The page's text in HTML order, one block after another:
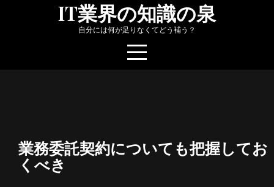
IT業界の知識の泉
自分には何が足りなくてどう補う？
業務委託契約についても把握してお
くべき